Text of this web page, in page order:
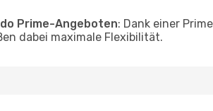
Prime-Angeboten: Dank einer
dabei maximale Flexibilität.